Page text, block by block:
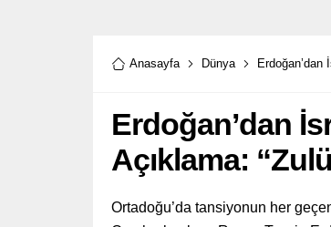
Anasayfa Dünya
Erdoğan’dan
Açıklama:
Ortadoğu’da tansiyonun her